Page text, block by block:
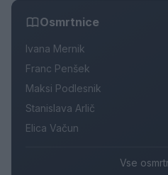
Osmrtnice
Ivana Mernik
Franc Penšek
Maksi Podlesnik
Stanislava Arlič
Elica Vačun
Vse